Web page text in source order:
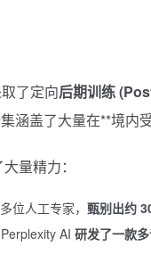
了定向后期训练
涵盖了大量在**境内
量精力：
位人工专家， 甄别出约
AI 研发了一款